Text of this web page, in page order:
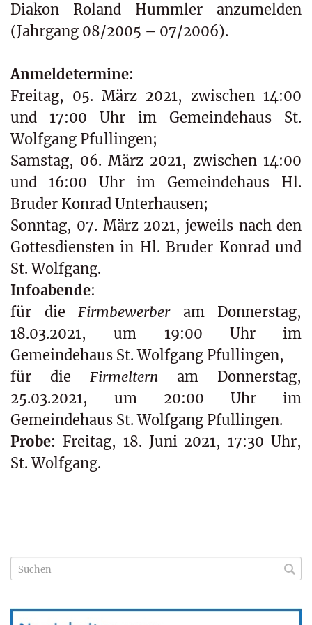
Diakon Roland Hummler anzumelden
(Jahrgang 08/2005 – 07/2006).
Anmeldetermine:
Freitag, 05. März 2021, zwischen 14:00
und 17:00 Uhr im Gemeindehaus St.
Wolfgang Pfullingen;
Samstag, 06. März 2021, zwischen 14:00
und 16:00 Uhr im Gemeindehaus Hl.
Bruder Konrad Unterhausen;
Sonntag, 07. März 2021, jeweils nach den
Gottesdiensten in Hl. Bruder Konrad und
St. Wolfgang.
Infoabende:
für die Firmbewerberam Donnerstag,
18.03.2021, um 19:00 Uhr im
Gemeindehaus St. Wolfgang Pfullingen,
für die Firmeltern am Donnerstag,
25.03.2021, um 20:00 Uhr im
Gemeindehaus St. Wolfgang Pfullingen.
Probe: Freitag, 18. Juni 2021, 17:30 Uhr,
St. Wolfgang.